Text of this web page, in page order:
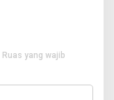
Ruas yang wajib